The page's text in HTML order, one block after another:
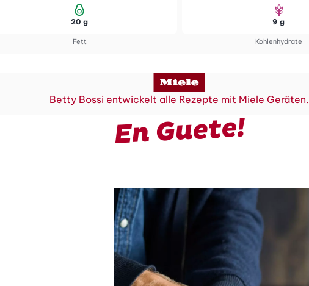
Fett
20 g
Kohlenhydrate
9 g
Betty Bossi entwickelt alle Rezepte mit Miele Geräten.
En Guete!